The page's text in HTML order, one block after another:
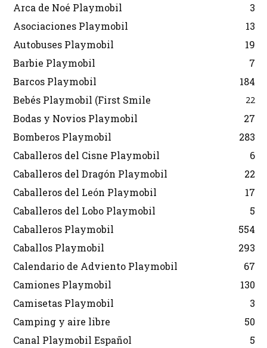
Arca de Noé Playmobil
3
Asociaciones Playmobil
13
Autobuses Playmobil
19
Barbie Playmobil
7
Barcos Playmobil
184
Bebés Playmobil (First Smile
22
Bodas y Novios Playmobil
27
Bomberos Playmobil
283
Caballeros del Cisne Playmobil
6
Caballeros del Dragón Playmobil
22
Caballeros del León Playmobil
17
Caballeros del Lobo Playmobil
5
Caballeros Playmobil
554
Caballos Playmobil
293
Calendario de Adviento Playmobil
67
Camiones Playmobil
130
Camisetas Playmobil
3
Camping y aire libre
50
Canal Playmobil Español
5